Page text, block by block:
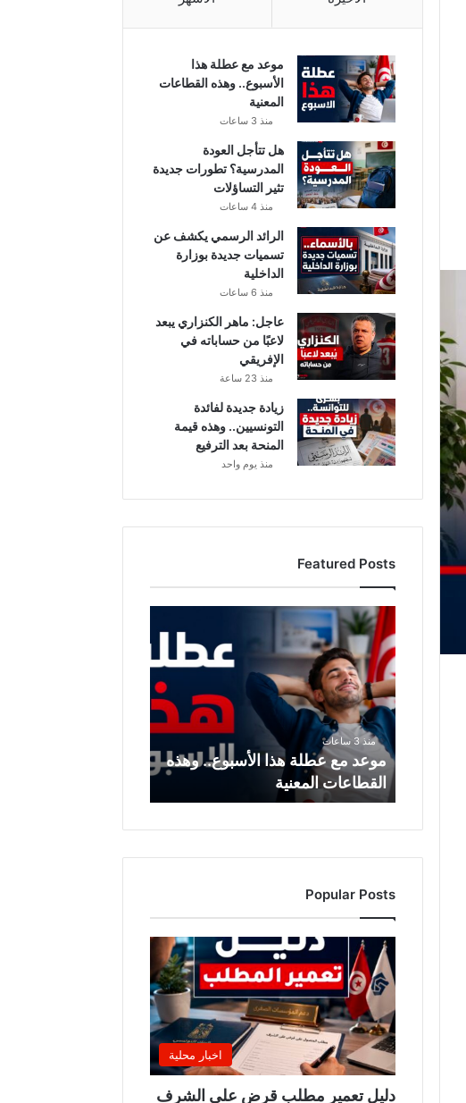
موعد مع عطلة هذا
الأسبوع.. وهذه القطاعات
المعنية
منذ 3 ساعات
هل تتأجل العودة
المدرسية؟ تطورات جديدة
تثير التساؤلات
منذ 4 ساعات
الرائد الرسمي يكشف عن
تسميات جديدة بوزارة
الداخلية
منذ 6 ساعات
عاجل: ماهر الكنزاري يبعد
لاعبًا من حساباته في
الإفريقي
منذ 23 ساعة
زيادة جديدة لفائدة
التونسيين.. وهذه قيمة
المنحة بعد الترفيع
منذ يوم واحد
Featured Posts
م
و
ع
د
م
ع
ع
ط
ل
ة
ه
ا
أ
س
ب
ع
.
.
و
ه
ذ
منذ 3 ساعات
موعد مع عطلة هذا الأسبوع.. وهذه
القطاعات المعنية
Popular Posts
اخبار محلية
دليل تعمير مطلب قرض على الشرف